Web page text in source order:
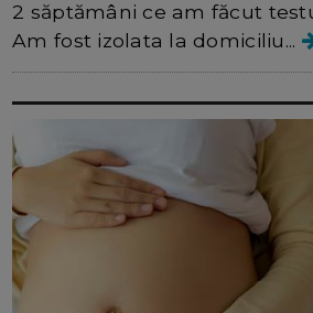
2 săptămâni ce am făcut
Am fost izolata la domiciliu...